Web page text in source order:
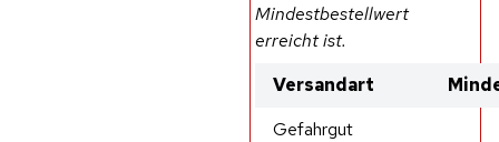
Mindestbestellwert
erreicht ist.
Versandart
Gefahrgut